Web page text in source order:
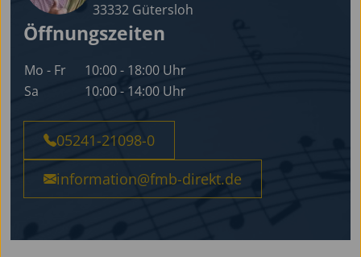
33332 Gütersloh
Öffnungszeiten
Mo - Fr
10:00 - 18:00 Uhr
Sa
10:00 - 14:00 Uhr
05241-21098-0
information@fmb-direkt.de